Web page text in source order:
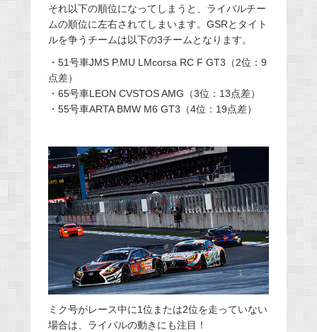
それ以下の順位になってしまうと、ライバルチー
ムの順位に左右されてしまいます。GSRとタイト
ルを争うチームは以下の3チームとなります。
・51号車JMS P.MU LMcorsa RC F GT3（2位：9
点差）
・65号車LEON CVSTOS AMG（3位：13点差）
・55号車ARTA BMW M6 GT3（4位：19点差）
ミク号がレース中に1位または2位を走っていない
場合は、ライバルの動きにも注目！